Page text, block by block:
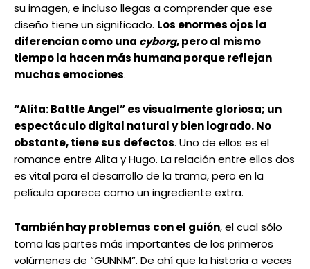
su imagen, e incluso llegas a comprender que ese
diseño tiene un significado. Los enormes ojos la
diferencian como una cyborg, pero al mismo
tiempo la hacen más humana porque reflejan
muchas emociones.
“Alita: Battle Angel” es visualmente gloriosa; un
espectáculo digital natural y bien logrado. No
obstante, tiene sus defectos. Uno de ellos es el
romance entre Alita y Hugo. La relación entre ellos dos
es vital para el desarrollo de la trama, pero en la
película aparece como un ingrediente extra.
También hay problemas con el guión, el cual sólo
toma las partes más importantes de los primeros
volúmenes de “GUNNM”. De ahí que la historia a veces